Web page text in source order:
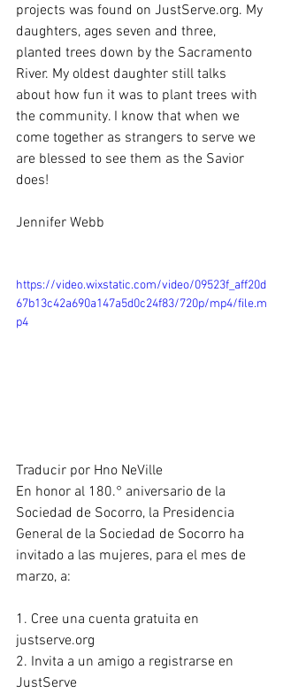
projects was found on JustServe.org. My
daughters, ages seven and three,
planted trees down by the Sacramento
River. My oldest daughter still talks
about how fun it was to plant trees with
the community. I know that when we
come together as strangers to serve we
are blessed to see them as the Savior
does!
Jennifer Webb
https://video.wixstatic.com/video/09523f_aff20d
67b13c42a690a147a5d0c24f83/720p/mp4/file.m
p4
Traducir por Hno NeVille
En honor al 180.° aniversario de la
Sociedad de Socorro, la Presidencia
General de la Sociedad de Socorro ha
invitado a las mujeres, para el mes de
marzo, a:
1. Cree una cuenta gratuita en
justserve.org
2. Invita a un amigo a registrarse en
JustServe